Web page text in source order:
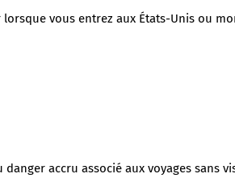
vous entrez aux États-Unis ou
accru associé aux voyages sans